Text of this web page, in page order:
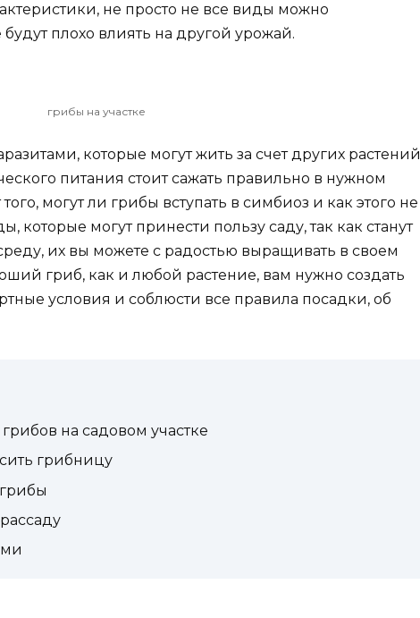
не просто не все виды можно
плохо влиять на другой урожай.
грибы на участке
которые могут жить за счет других растений
питания стоит сажать правильно в нужном
могут ли грибы вступать в симбиоз и как этого не
которые могут принести пользу саду, так как станут
их вы можете с радостью выращивать в своем
гриб, как и любой растение, вам нужно создать
условия и соблюсти все правила посадки, об
на садовом участке
грибницу